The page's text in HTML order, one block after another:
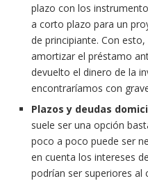
plazo con los
a corto plazo para un
de principiante. Con
amortizar el préstamo
devuelto el dinero de la
encontraríamos con
Plazos y deudas
suele ser una opción
poco a poco puede ser
en cuenta los intereses
podrían ser superiores al